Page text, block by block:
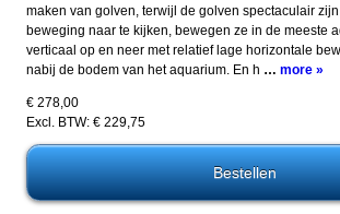
maken van golven, terwijl de golven spectaculair
beweging naar te kijken, bewegen ze in de meeste
verticaal op en neer met relatief lage horizontale
nabij de bodem van het aquarium. En h … more »
€ 278,00
Excl. BTW: € 229,75